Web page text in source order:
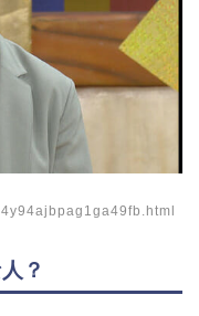
？